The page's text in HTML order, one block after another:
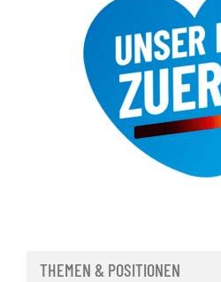
THEMEN & POSITIONEN